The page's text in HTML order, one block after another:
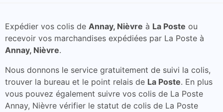
Expédier vos colis de Annay, Nièvre à La Poste ou
recevoir vos marchandises expédiées par La Poste à
Annay, Nièvre.
Nous donnons le service gratuitement de suivi la colis,
trouver la bureau et le point relais de La Poste. En plus
vous pouvez également suivre vos colis de La Poste
Annay, Nièvre vérifier le statut de colis de La Poste